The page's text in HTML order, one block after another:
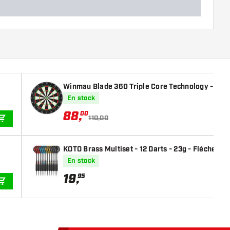
AJOUTER AU PANIER
Winmau Blade 360 Triple Core Technology -
En stock
88,00
110,00
KOTO Brass Multiset - 12 Darts - 23g -
En stock
19,95